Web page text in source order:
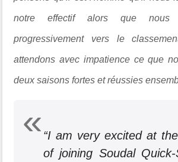
notre effectif alors que nous
progressivement vers le
attendons avec impatience ce que
deux saisons fortes et réussies
“I am very excited at
of joining Soudal